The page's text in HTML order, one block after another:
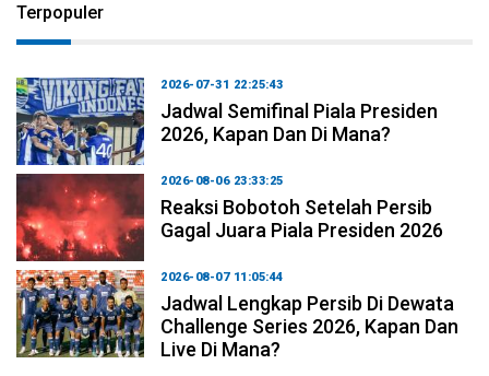
Terpopuler
2026-07-31 22:25:43
Jadwal Semifinal Piala Presiden
2026, Kapan Dan Di Mana?
2026-08-06 23:33:25
Reaksi Bobotoh Setelah Persib
Gagal Juara Piala Presiden 2026
2026-08-07 11:05:44
Jadwal Lengkap Persib Di Dewata
Challenge Series 2026, Kapan Dan
Live Di Mana?